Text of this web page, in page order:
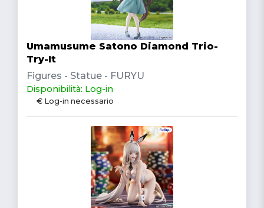
Umamusume Satono Diamond Trio-
Try-It
Figures - Statue - FURYU
Disponibilità: Log-in
€ Log-in necessario